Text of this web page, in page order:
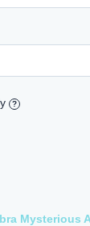
Mysterious
?